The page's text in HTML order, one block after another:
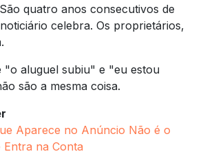
quatro anos consecutivos de
celebra. Os proprietários,
"o aluguel subiu" e "eu estou
são a mesma coisa.
Aparece no Anúncio Não é o
na Conta